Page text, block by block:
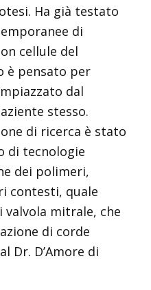
Ha già testato
di
cellule del
è pensato per
dal
stesso.
di ricerca è stato
di tecnologie
dei polimeri,
contesti, quale
mitrale, che
di corde
Dr. D’Amore di